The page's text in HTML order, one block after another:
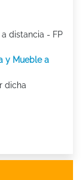
distancia - FP
y Mueble a
dicha